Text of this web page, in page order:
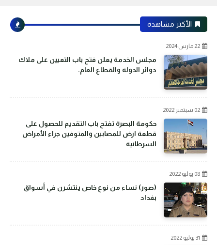
الأكثر مشاهدة
22 مارس 2024
مجلس الخدمة يعلن فتح باب التعيين على ملاك
دوائر الدولة والقطاع العام.
02 سبتمبر 2022
حكومة البصرة تفتح باب التقديم للحصول على
قطعة ارض للمصابين والمتوفين جراء الأمراض
السرطانية
08 يوليو 2022
(صور) نساء من نوع خاص ينتشرن في أسواق
بغداد
31 يوليو 2022